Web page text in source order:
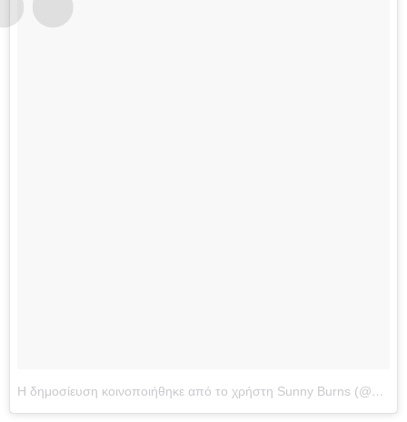
Η δημοσίευση κοινοποιήθηκε από το χρήστη Sunny Burns (@sunnyburns)